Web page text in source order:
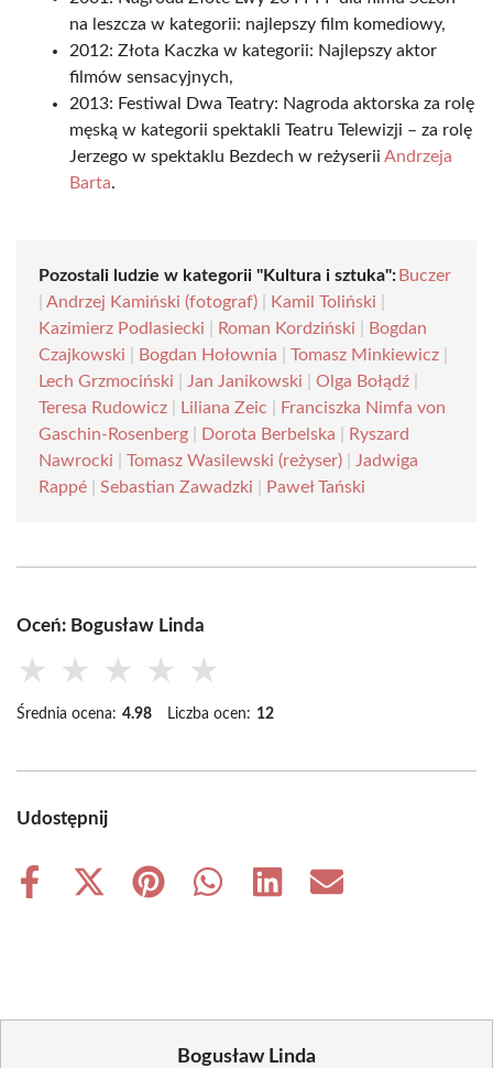
na leszcza w kategorii: najlepszy film komediowy,
2012: Złota Kaczka w kategorii: Najlepszy aktor
filmów sensacyjnych,
2013: Festiwal Dwa Teatry: Nagroda aktorska za rolę
męską w kategorii spektakli Teatru Telewizji – za rolę
Jerzego w spektaklu Bezdech w reżyserii Andrzeja
Barta.
Pozostali ludzie w kategorii "Kultura i sztuka": Buczer
Andrzej Kamiński (fotograf) Kamil Toliński
Kazimierz Podlasiecki
Roman Kordziński
Bogdan
Czajkowski
Bogdan Hołownia Tomasz Minkiewicz
Lech Grzmociński
Jan Janikowski Olga Bołądź
Teresa Rudowicz
Liliana Zeic
Franciszka Nimfa von
Gaschin-Rosenberg
Dorota Berbelska
Ryszard
Nawrocki
Tomasz Wasilewski (reżyser)
Jadwiga
Rappé
Sebastian Zawadzki Paweł Tański
Oceń: Bogusław Linda
★ ★ ★ ★ ★
Średnia ocena: 4.98 Liczba ocen: 12
Udostępnij
Share
Share
Share
Share
Share
Share
Bogusław Linda